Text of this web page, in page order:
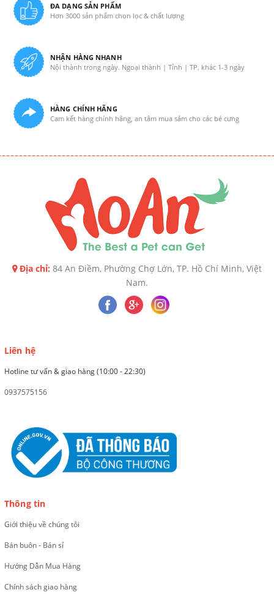
ĐA DẠNG SẢN PHẨM
Hơn 3000 sản phẩm chọn lọc & chất lượng
NHẬN HÀNG NHANH
Nội thành trong ngày. Ngoại thành | Tỉnh | TP. khác 1-3 ngày
HÀNG CHÍNH HÃNG
Cam kết hàng chính hãng, an tâm mua sắm cho các bé cưng
Địa chỉ: 84 An Điềm, Phường Chợ Lớn, TP. Hồ Chí Minh, Việt
Nam.
Liên hệ
Hotline tư vấn & giao hàng (10:00 - 22:30)
0937575156
Thông tin
Giới thiệu về chúng tôi
Bán buôn - Bán sỉ
Hướng Dẫn Mua Hàng
Chính sách giao hàng